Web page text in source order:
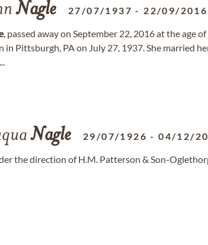
Nagle 27/07/1937 - 22/09/2016
, passed away on September 22, 2016 at the age of
in Pittsburgh, PA on July 27, 1937. She married
Nagle 29/07/1926 -04/12/
the direction of H.M. Patterson & Son-